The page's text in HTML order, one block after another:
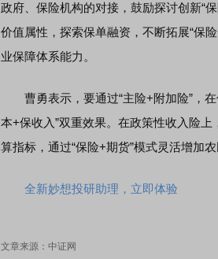
政府、保险机构的对接，鼓励探讨创新“
价值属性，探索保单融资，不断拓展“保
业保障体系能力。
曹勇表示，要通过“主险+附加险”，在
本+保收入”双重效果。在政策性收入险
算指标，通过“保险+期货”模式灵活增加
全新妙想投研助理，立即体验
文章来源：中证网